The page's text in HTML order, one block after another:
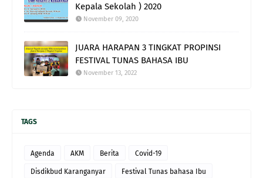
Kepala Sekolah ) 2020
November 09, 2020
JUARA HARAPAN 3 TINGKAT PROPINSI
FESTIVAL TUNAS BAHASA IBU
November 13, 2022
TAGS
Agenda AKM Berita Covid-19
Disdikbud Karanganyar Festival Tunas bahasa Ibu